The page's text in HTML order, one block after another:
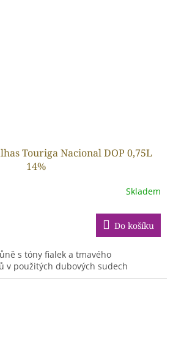
Touriga Nacional DOP 0,75L
14%
Skladem
Do košíku
s tóny fialek a tmavého
v použitých dubových sudech